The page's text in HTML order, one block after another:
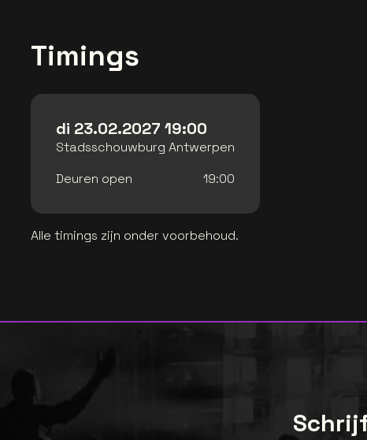
Timings
di 23.02.2027 19:00
Stadsschouwburg Antwerpen
Deuren open
19:00
Alle timings zijn onder voorbehoud.